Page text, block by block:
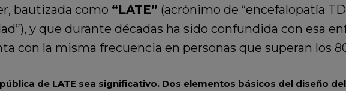
bautizada como “LATE” (acrónimo de “encefalopatía
y que durante décadas ha sido confundida con esa
con la misma frecuencia en personas que superan los
de LATE sea significativo.Dos elementos básicos del diseño